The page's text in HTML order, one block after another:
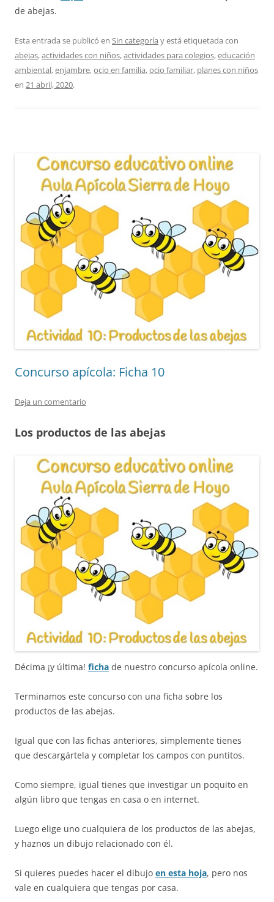
de abejas.
Esta entrada se publicó en Sin categoría y está etiquetada con
abejas,actividades con niños,actividades para colegios,educación
ambiental,enjambre,ocio en familia,ocio familiar, planes con niños
en 21 abril, 2020.
Concurso apícola: Ficha 10
Deja un comentario
Los productos de las abejas
Décima ¡y última! ficha de nuestro concurso apícola online.
Terminamos este concurso con una ficha sobre los
productos de las abejas.
Igual que con las fichas anteriores, simplemente tienes
que descargártela y completar los campos con puntitos.
Como siempre, igual tienes que investigar un poquito en
algún libro que tengas en casa o en internet.
Luego elige uno cualquiera de los productos de las abejas,
y haznos un dibujo relacionado con él.
Si quieres puedes hacer el dibujo en esta hoja, pero nos
vale en cualquiera que tengas por casa.